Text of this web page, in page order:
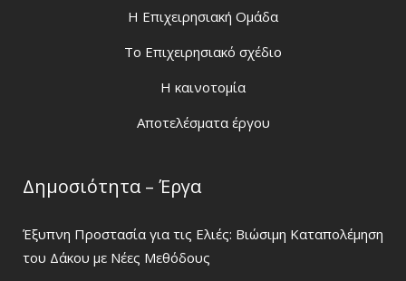
H Eπιχειρησιακή Ομάδα
Το Επιχειρησιακό σχέδιο
Η καινοτομία
Αποτελέσματα έργου
Δημοσιότητα – Έργα
Έξυπνη Προστασία για τις Ελιές: Βιώσιμη Καταπολέμηση
του Δάκου με Νέες Μεθόδους